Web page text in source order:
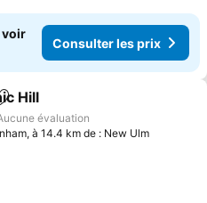
voir
Consulter les prix
à mes favoris
Hill
évaluation
à 14.4 km de : New Ulm